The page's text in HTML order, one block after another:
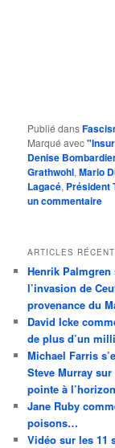
Publié dans
Marqué avec
Denise
Grathwohl,Mario
Lagacé, Président
un commentaire
ARTICLES
Henrik Palmgren
l’invasion de
provenance du
David Icke
de plus d’un
Michael Farris
Steve Murray
pointe à l’horizon
Jane Ruby
poisons…
Vidéo sur les 11